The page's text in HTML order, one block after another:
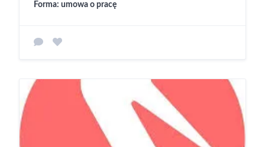
Forma: umowa o pracę